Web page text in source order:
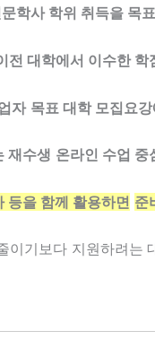
문학사 학위 취득을 목
전 대학에서 이수한
자 목표 대학 모집요
재수생 온라인 수업 중
등을 함께 활용하면 준
이기보다 지원하려는